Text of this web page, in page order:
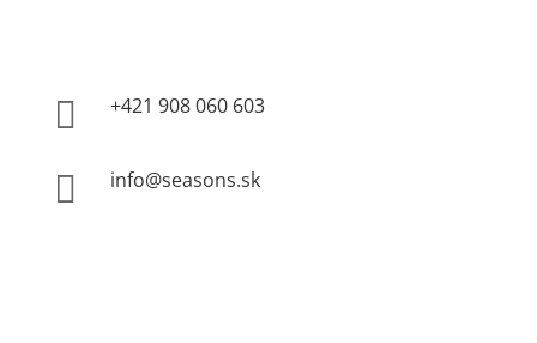
 +421 908 060 603
 info@seasons.sk